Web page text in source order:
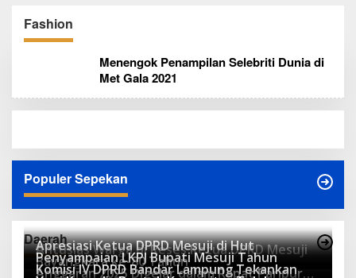
Helikopter
Fashion
Menengok Penampilan Selebriti Dunia di
Met Gala 2021
Populer Sepekan
Daerah
Antusias Warga di Reses Ketua DPRD Mesuji
Apresiasi Ketua DPRD Mesuji di Hut
Bayangkara ke-80 Tahun
Penyampaian LKPJ Bupati Mesuji Tahun
Anggaran 2025 Digelar dalam Rapat Paripurna
Komisi IV DPRD Bandar Lampung Tekankan